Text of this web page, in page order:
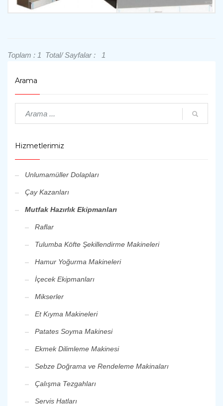
Toplam : 1 Total/ Sayfalar : 1
Arama
Hizmetlerimiz
Unlumamüller Dolapları
Çay Kazanları
Mutfak Hazırlık Ekipmanları
Raflar
Tulumba Köfte Şekillendirme Makineleri
Hamur Yoğurma Makineleri
İçecek Ekipmanları
Mikserler
Et Kıyma Makineleri
Patates Soyma Makinesi
Ekmek Dilimleme Makinesi
Sebze Doğrama ve Rendeleme Makinaları
Çalışma Tezgahları
Servis Hatları